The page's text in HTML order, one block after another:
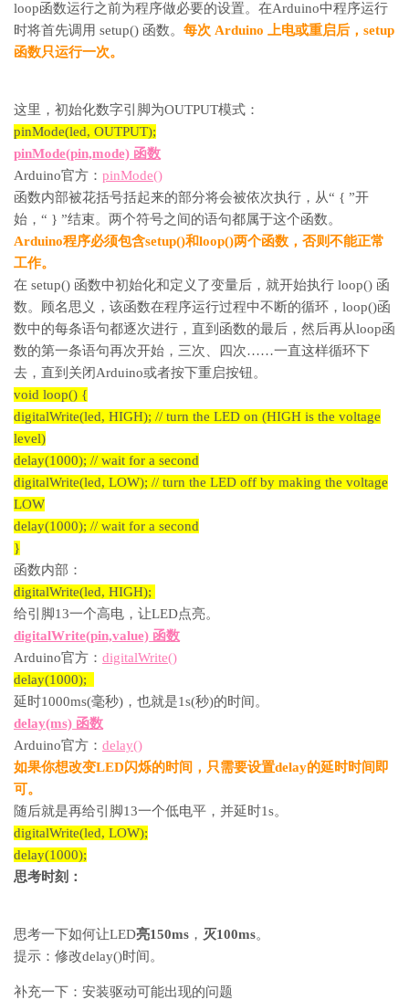
loop函数运行之前为程序做必要的设置。在Arduino中程序运行
时将首先调用 setup() 函数。 每次 Arduino 上电或重启后，setup
函数只运行一次。
这里，初始化数字引脚为OUTPUT模式：
pinMode(led, OUTPUT);
pinMode(pin,mode) 函数
Arduino官方： pinMode()
函数内部被花括号括起来的部分将会被依次执行，从“ { ”开
始，“ } ”结束。两个符号之间的语句都属于这个函数。
Arduino程序必须包含setup()和loop()两个函数，否则不能正常
工作。
在 setup() 函数中初始化和定义了变量后，就开始执行 loop() 函
数。顾名思义，该函数在程序运行过程中不断的循环，loop()函
数中的每条语句都逐次进行，直到函数的最后，然后再从loop函
数的第一条语句再次开始，三次、四次……一直这样循环下
去，直到关闭Arduino或者按下重启按钮。
void loop() {
digitalWrite(led, HIGH); // turn the LED on (HIGH is the voltage
level)
delay(1000); // wait for a second
digitalWrite(led, LOW); // turn the LED off by making the voltage
LOW
delay(1000); // wait for a second
}
函数内部：
digitalWrite(led, HIGH);
给引脚13一个高电，让LED点亮。
digitalWrite(pin,value) 函数
Arduino官方： digitalWrite()
delay(1000);
延时1000ms(毫秒)，也就是1s(秒)的时间。
delay(ms) 函数
Arduino官方： delay()
如果你想改变LED闪烁的时间，只需要设置delay的延时时间即
可。
随后就是再给引脚13一个低电平，并延时1s。
digitalWrite(led, LOW);
delay(1000);
思考时刻 ：
思考一下如何让LED亮150ms ， 灭100ms。
提示：修改delay()时间。
补充一下：安装驱动可能出现的问题